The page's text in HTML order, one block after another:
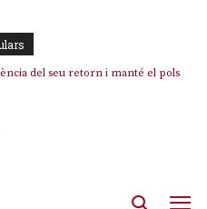
del seu retorn i manté el pols